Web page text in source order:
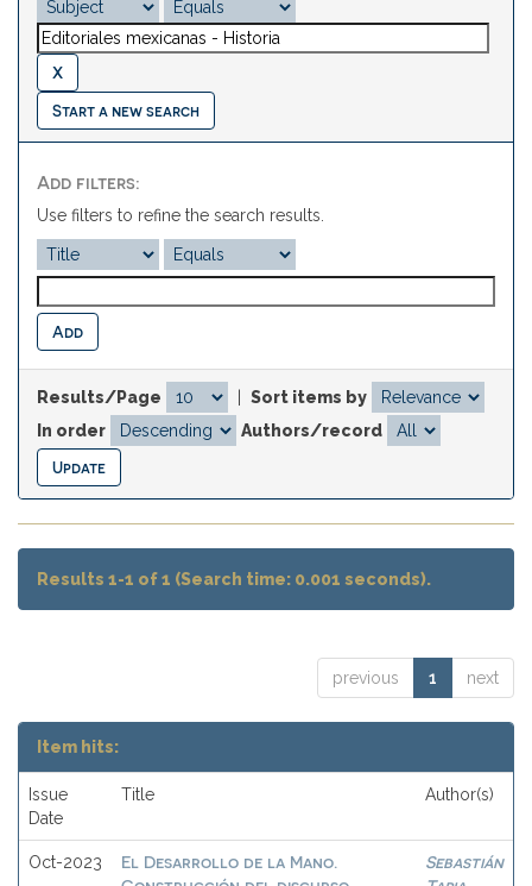
Start a new search
Add filters:
Use filters to refine the search results.
Results/Page
Sort items by
In order
Authors/record
Results 1-1 of 1 (Search time: 0.001 seconds).
previous 1 next
Item hits:
Issue
Date
Title Author(s)
Oct-2023
El Desarrollo de la Mano.
Sebastián